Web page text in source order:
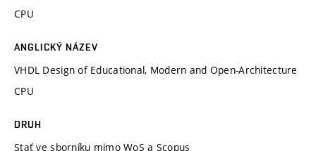
CPU
ANGLICKÝ NÁZEV
VHDL Design of Educational, Modern and Open-Architecture
CPU
DRUH
Stať ve sborníku mimo WoS a Scopus